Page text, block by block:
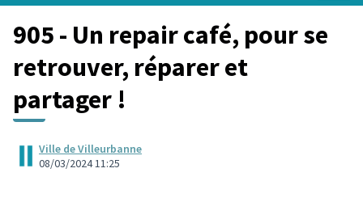
905 - Un repair café, pour se
retrouver, réparer et
partager !
Ville de Villeurbanne
08/03/2024 11:25